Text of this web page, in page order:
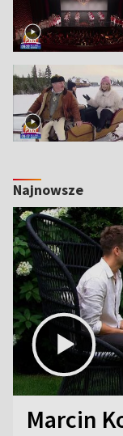
Najnowsze
Marcin